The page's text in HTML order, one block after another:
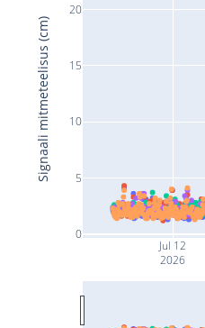
Jul 12
2026
0
5
10
15
20
Signaali mitmeteelisus (cm)